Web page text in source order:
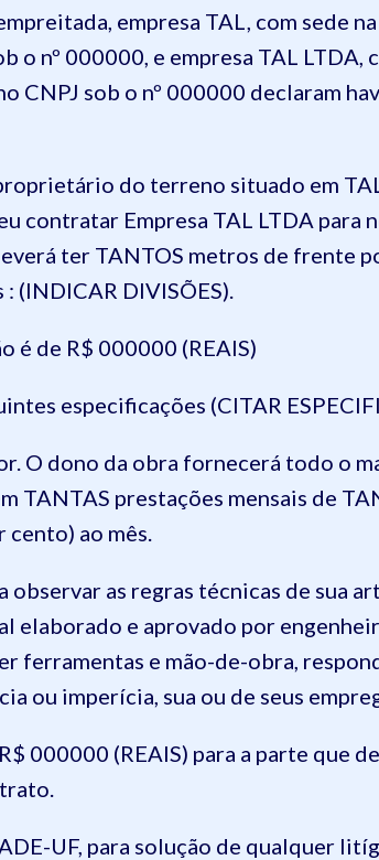
empresa TAL, com sede
o nº 000000, e empresa TAL LTDA,
CNPJ sob o nº 000000 declaram
do terreno situado em
contratar Empresa TAL LTDA para
ter TANTOS metros de frente
(INDICAR DIVISÕES).
é de R$ 000000 (REAIS)
especificações (CITAR
O dono da obra fornecerá todo o
TANTAS prestações mensais de
cento) ao mês.
as regras técnicas de sua
elaborado e aprovado por
ferramentas e mão-de-obra,
ou imperícia, sua ou de seus
000000 (REAIS) para a parte que
UF, para solução de qualquer